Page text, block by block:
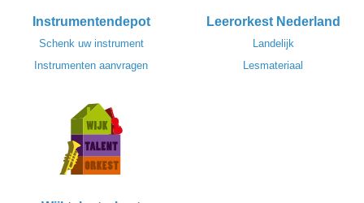
Instrumentendepot
Schenk uw instrument
Instrumenten aanvragen
Leerorkest Nederland
Landelijk
Lesmateriaal